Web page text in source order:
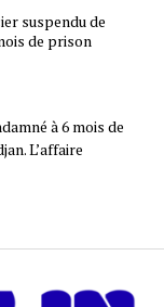
suspendu de
de prison
à 6 mois de
L’affaire